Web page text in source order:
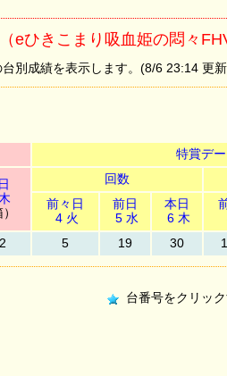
eひきこまり吸血姫の悶々
別成績を表示します。(8/6 23:14 更
特賞デー
回数
前々日
4 火
前日
5 水
本日
6 木
5 19 30
台番号をクリッ